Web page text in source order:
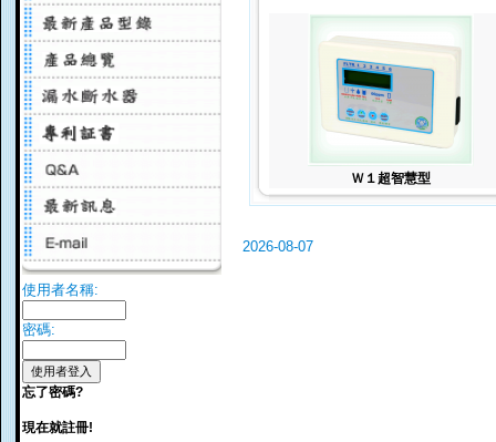
使用者名稱:
密碼:
忘了密碼?
現在就註冊!
Ｗ１超智慧型
2026-08-07